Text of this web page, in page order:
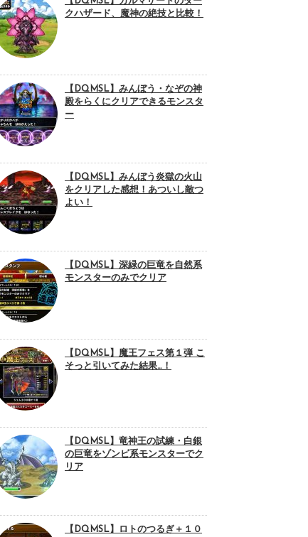
クハザード、魔神の絶技と比較！
【DQMSL】みんぼう・なぞの神
殿をらくにクリアできるモンスタ
ー
【DQMSL】みんぼう炎獄の火山
をクリアした感想！あついし敵つ
よい！
【DQMSL】深緑の巨竜を自然系
モンスターのみでクリア
【DQMSL】魔王フェス第１弾 こ
そっと引いてみた結果…！
【DQMSL】竜神王の試練・白銀
の巨竜をゾンビ系モンスターでク
リア
【DQMSL】ロトのつるぎ＋１０